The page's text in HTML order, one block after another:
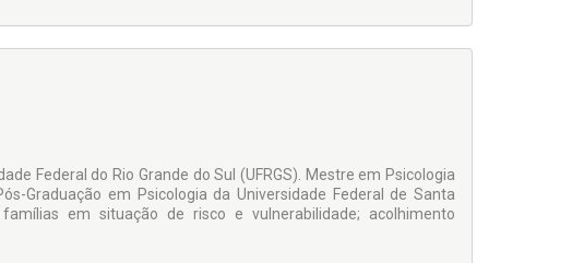
Federal do Rio Grande do Sul (UFRGS). Mestre em Psicologia
Graduação em Psicologia da Universidade Federal de Santa
em situação de risco e vulnerabilidade; acolhimento